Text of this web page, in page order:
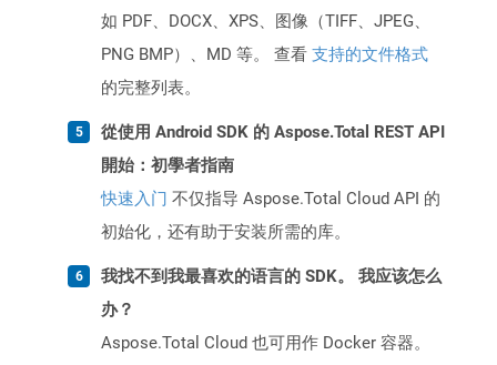
如 PDF、DOCX、XPS、图像（TIFF、JPEG、
PNG BMP）、MD 等。 查看 支持的文件格式
的完整列表。
從使用 Android SDK 的 Aspose.Total REST API
開始：初學者指南
快速入门 不仅指导 Aspose.Total Cloud API 的
初始化，还有助于安装所需的库。
我找不到我最喜欢的语言的 SDK。 我应该怎么
办？
Aspose.Total Cloud 也可用作 Docker 容器。